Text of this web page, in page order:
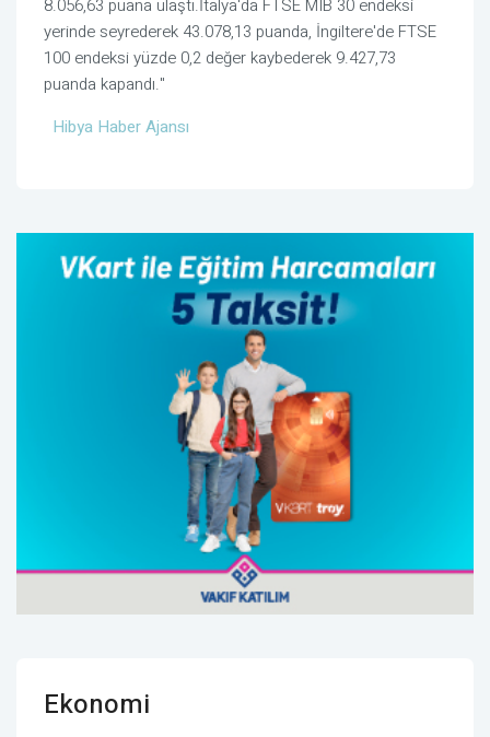
8.056,63 puana ulaştı.İtalya'da FTSE MIB 30 endeksi
yerinde seyrederek 43.078,13 puanda, İngiltere'de FTSE
100 endeksi yüzde 0,2 değer kaybederek 9.427,73
puanda kapandı."
Hibya Haber Ajansı
Ekonomi